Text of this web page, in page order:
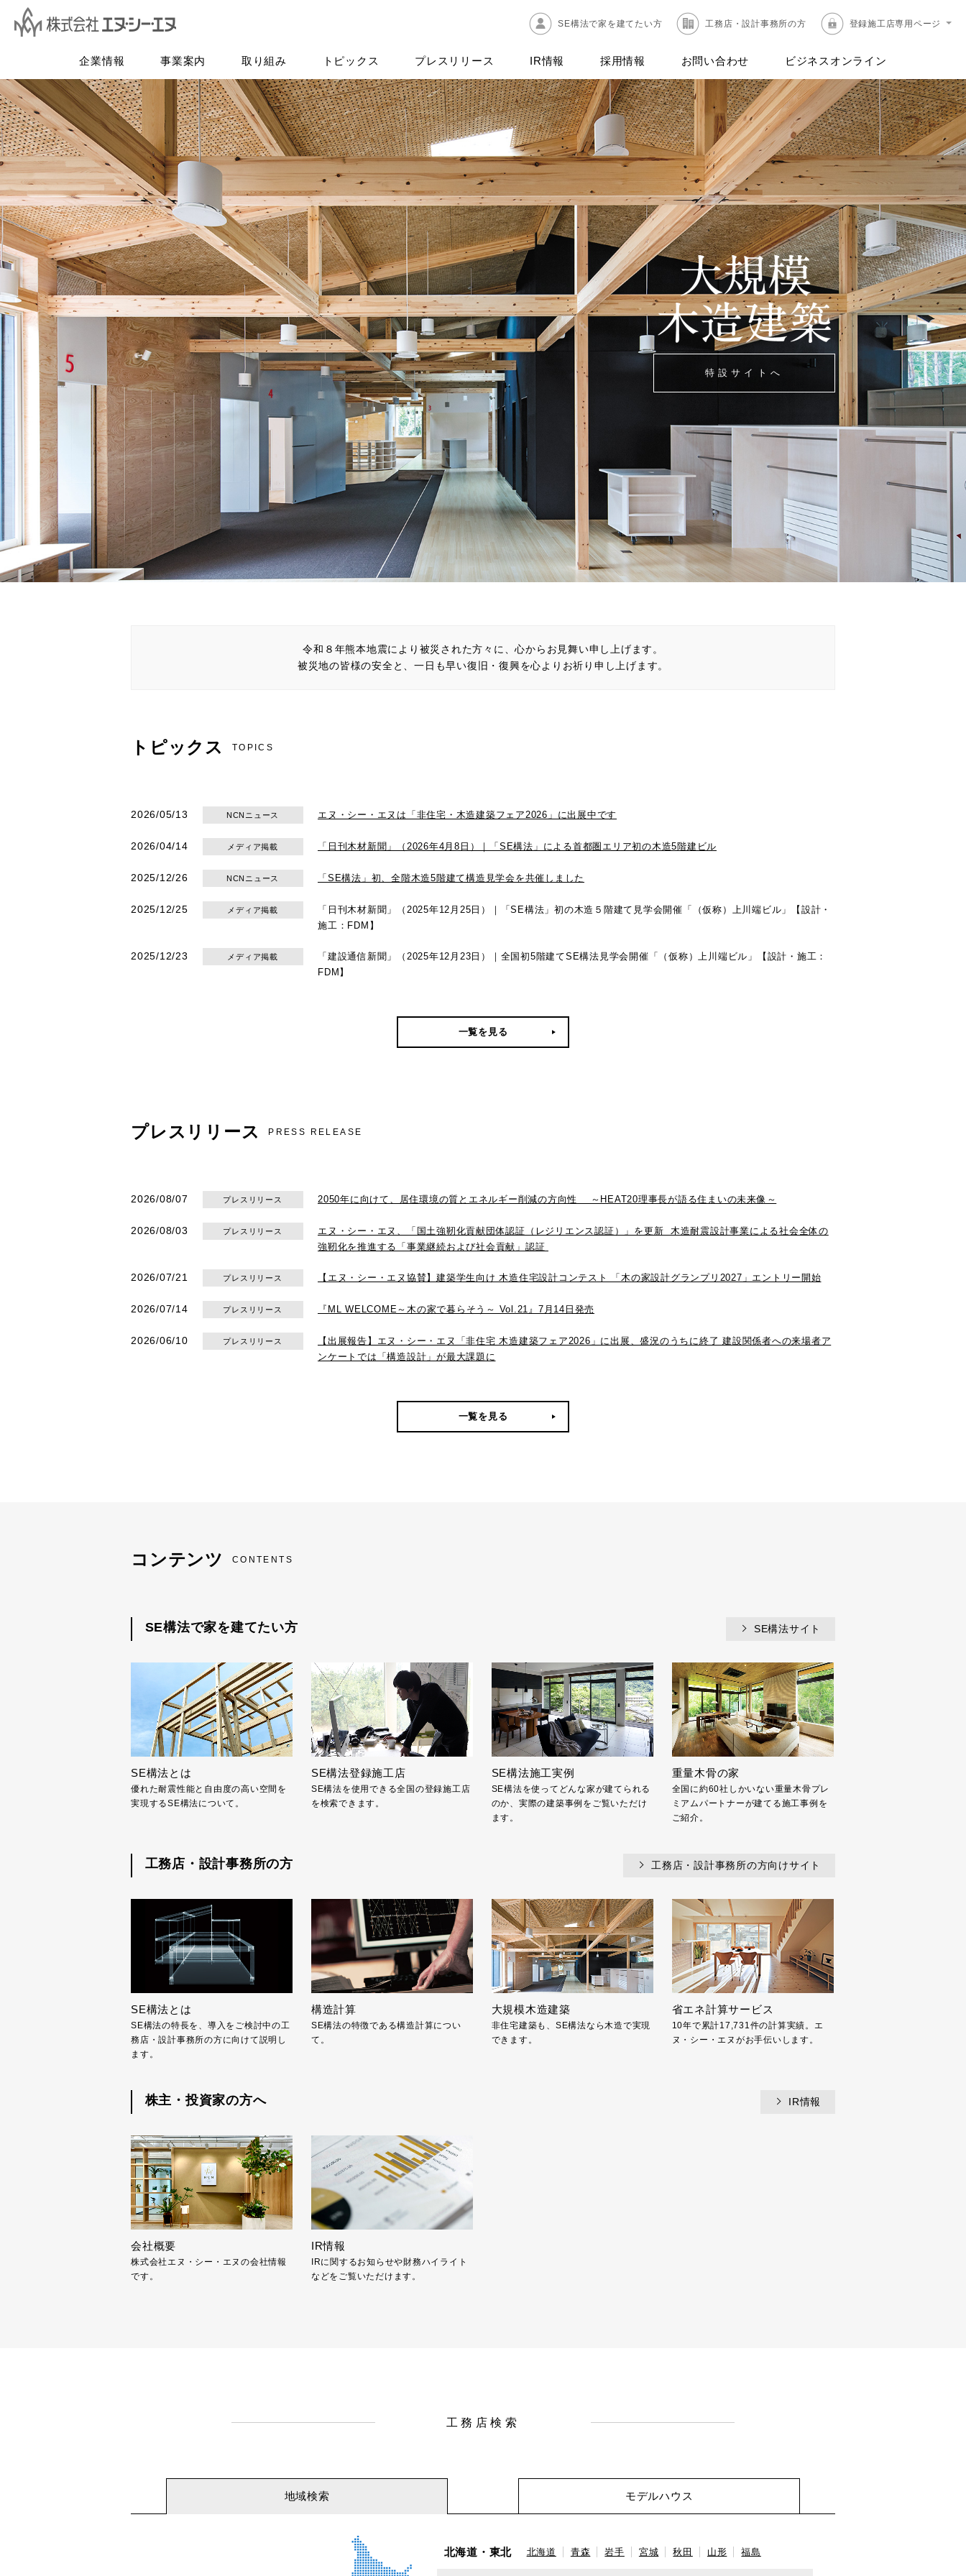
企業情報 事業案内 取り組み トピックス プレスリリース IR情報 採用情報 お問い合わせ ビジネスオンライン
SE構法で家を建てたい方 工務店・設計事務所の方 登録施工店専用ページ
特設サイトへ
令和８年熊本地震により被災された方々に、心からお見舞い申し上げます。
被災地の皆様の安全と、一日も早い復旧・復興を心よりお祈り申し上げます。
トピックス TOPICS
2026/05/13 NCNニュース エヌ・シー・エヌは「非住宅・木造建築フェア2026」に出展中です
2026/04/14 メディア掲載 「日刊木材新聞」（2026年4月8日）｜「SE構法」による首都圏エリア初の木造5階建ビル
2025/12/26 NCNニュース 「SE構法」初、全階木造5階建て構造見学会を共催しました
2025/12/25 メディア掲載
「日刊木材新聞」（2025年12月25日）｜「SE構法」初の木造５階建て見学会開催「（仮称）上川端ビル」【設計・
施工：FDM】
2025/12/23 メディア掲載
「建設通信新聞」（2025年12月23日）｜全国初5階建てSE構法見学会開催「（仮称）上川端ビル」【設計・施工：
FDM】
一覧を見る
プレスリリース PRESS RELEASE
2026/08/07 プレスリリース 2050年に向けて、居住環境の質とエネルギー削減の方向性 ～HEAT20理事長が語る住まいの未来像～
2026/08/03 プレスリリース
エヌ・シー・エヌ、「国土強靭化貢献団体認証（レジリエンス認証）」を更新 木造耐震設計事業による社会全体の
強靭化を推進する「事業継続および社会貢献」認証
2026/07/21 プレスリリース 【エヌ・シー・エヌ協賛】建築学生向け 木造住宅設計コンテスト 「木の家設計グランプリ2027」エントリー開始
2026/07/14 プレスリリース 『ML WELCOME～木の家で暮らそう～ Vol.21』7月14日発売
2026/06/10 プレスリリース
【出展報告】エヌ・シー・エヌ「非住宅 木造建築フェア2026」に出展、盛況のうちに終了 建設関係者への来場者ア
ンケートでは「構造設計」が最大課題に
一覧を見る
コンテンツ CONTENTS
SE構法で家を建てたい方 SE構法サイト
SE構法とは
優れた耐震性能と自由度の高い空間を
実現するSE構法について。
SE構法登録施工店
SE構法を使用できる全国の登録施工店
を検索できます。
SE構法施工実例
SE構法を使ってどんな家が建てられる
のか、実際の建築事例をご覧いただけ
ます。
重量木骨の家
全国に約60社しかいない重量木骨プレ
ミアムパートナーが建てる施工事例を
ご紹介。
工務店・設計事務所の方 工務店・設計事務所の方向けサイト
SE構法とは
SE構法の特長を、導入をご検討中の工
務店・設計事務所の方に向けて説明し
ます。
構造計算
SE構法の特徴である構造計算につい
て。
大規模木造建築
非住宅建築も、SE構法なら木造で実現
できます。
省エネ計算サービス
10年で累計17,731件の計算実績。エ
ヌ・シー・エヌがお手伝いします。
株主・投資家の方へ IR情報
会社概要
株式会社エヌ・シー・エヌの会社情報
です。
IR情報
IRに関するお知らせや財務ハイライト
などをご覧いただけます。
工務店検索
地域検索 モデルハウス
北海道・東北 北海道 青森 岩手 宮城 秋田 山形 福島